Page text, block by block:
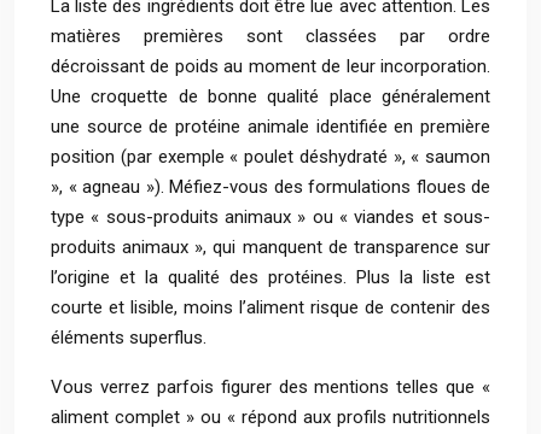
La liste des ingrédients doit être lue avec attention. Les
matières premières sont classées par ordre
décroissant de poids au moment de leur incorporation.
Une croquette de bonne qualité place généralement
une source de protéine animale identifiée en première
position (par exemple « poulet déshydraté », « saumon
», « agneau »). Méfiez-vous des formulations floues de
type « sous-produits animaux » ou « viandes et sous-
produits animaux », qui manquent de transparence sur
l’origine et la qualité des protéines. Plus la liste est
courte et lisible, moins l’aliment risque de contenir des
éléments superflus.
Vous verrez parfois figurer des mentions telles que «
aliment complet » ou « répond aux profils nutritionnels